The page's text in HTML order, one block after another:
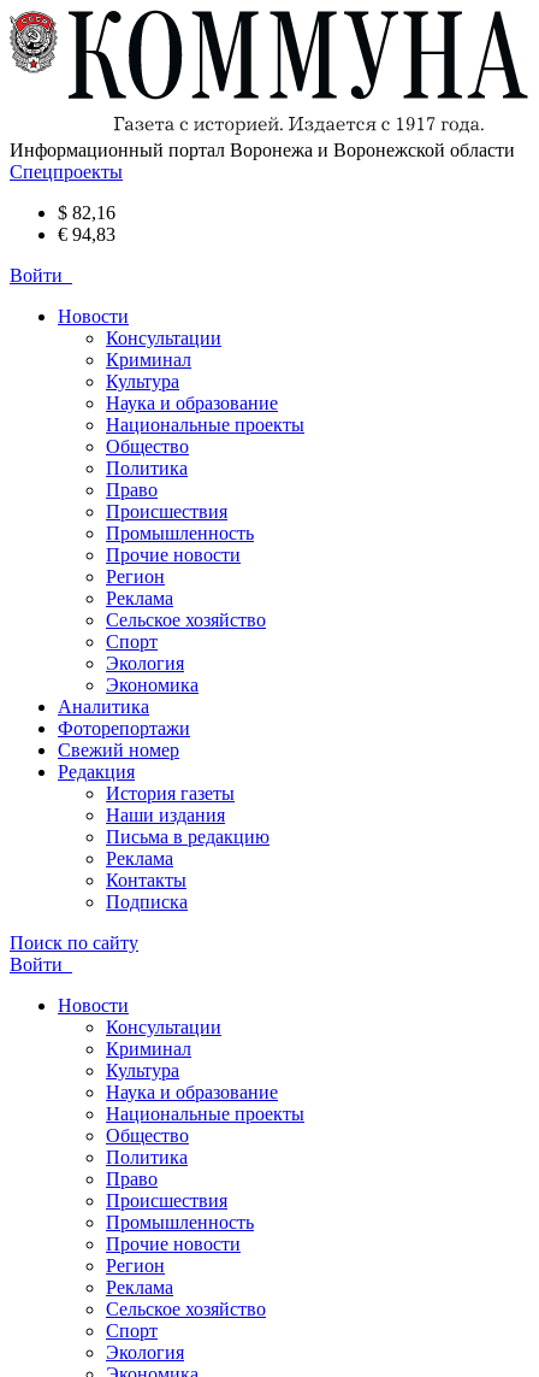
Информационный портал Воронежа и Воронежской области
Спецпроекты
$ 82,16
€ 94,83
Войти
Новости
Консультации
Криминал
Культура
Наука и образование
Национальные проекты
Общество
Политика
Право
Происшествия
Промышленность
Прочие новости
Регион
Реклама
Сельское хозяйство
Спорт
Экология
Экономика
Аналитика
Фоторепортажи
Свежий номер
Редакция
История газеты
Наши издания
Письма в редакцию
Реклама
Контакты
Подписка
Поиск по сайту
Войти
Новости
Консультации
Криминал
Культура
Наука и образование
Национальные проекты
Общество
Политика
Право
Происшествия
Промышленность
Прочие новости
Регион
Реклама
Сельское хозяйство
Спорт
Экология